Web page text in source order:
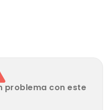
problema con este